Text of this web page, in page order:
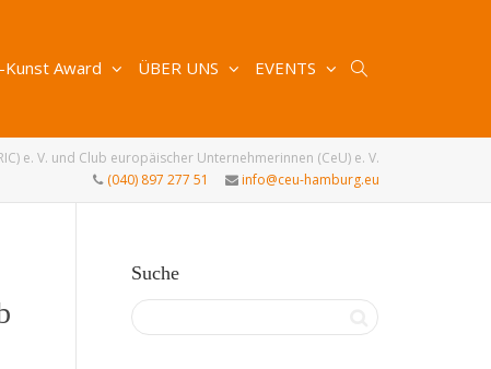
Kunst Award ÜBER UNS EVENTS
e. V. und Club europäischer Unternehmerinnen (CeU) e. V.
(040) 897 277 51
info@ceu-hamburg.eu
Suche